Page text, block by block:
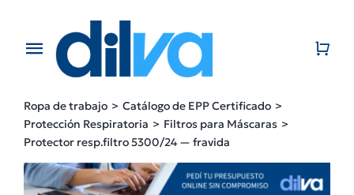
contentToggle
EMPRESA
PRODUCTOS
Ropa de trabajo
Catálogo de EPP Certificado
Protección Respiratoria
Filtros para Máscaras
Protector resp.filtro 5300/24 — fravida